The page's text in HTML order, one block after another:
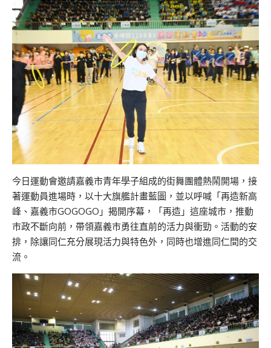
今日運動會邀請嘉義市青年學子組成的街舞團體熱鬧開場，接
著運動員進場時，以十大旗艦計畫藍圖，並以呼喊「再造新高
峰、嘉義市GOGOGO」揭開序幕，「再造」這座城市，推動
市政不斷向前，帶領嘉義市勇往直前的活力與衝勁。活動的安
排，除讓同仁充分展現活力與特色外，同時也增進同仁間的交
流。